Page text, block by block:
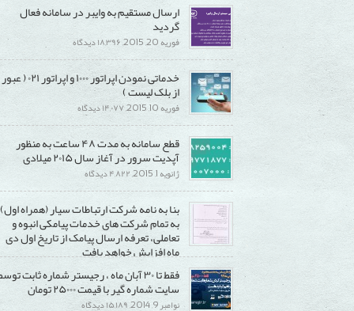
ارسال مستقیم به وایبر در سامانه فعال
گردید
فوریه 20, 2015, ۱۸,۳۹۶ دیدگاه
برای
ارسال
مستقیم
به
وایبر
در
سامانه
فعال
گردید
خدماتی نمودن اپراتور ۱۰۰۰ و اپراتور ۰۲۱ ( عبور
از بلک لیست )
فوریه 10, 2015, ۱۴,۰۷۷ دیدگاه
برای
خدماتی
نمودن
اپراتور
۱۰۰۰
و
اپراتور
۰۲۱
(
از
بلک
قطع سامانه به مدت ۴۸ ساعت به منظور
آپدیت سرور در آغاز سال ۲۰۱۵ میلادی
ژانویه 1, 2015, ۴,۸۲۲ دیدگاه
برای
قطع
سامانه
به
مدت
۴۸
ساعت
به
بنا به نامه شرکت ارتباطات سیار (همراه اول)
به تمام شرکت های خدمات پیامکی انبوه و
تعاملی، تعرفه ارسال پیامک از تاریخ اول دی
ماه افزایش خواهد یافت
۱۵,۲۹۰ دیدگاه
بنا
به
فقط تا ۳۰ آبان ماه ، رجیستر شماره ثابت توسط
سایت شماره گیر با قیمت ۲۵۰۰۰ تومان
نوامبر 9, 2014, ۱۵,۱۸۹ دیدگاه
برای